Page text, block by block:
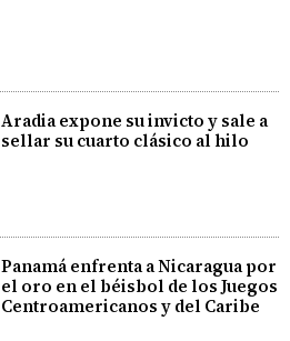
Aradia expone su invicto y sale a
sellar su cuarto clásico al hilo
Panamá enfrenta a Nicaragua por
el oro en el béisbol de los Juegos
Centroamericanos y del Caribe